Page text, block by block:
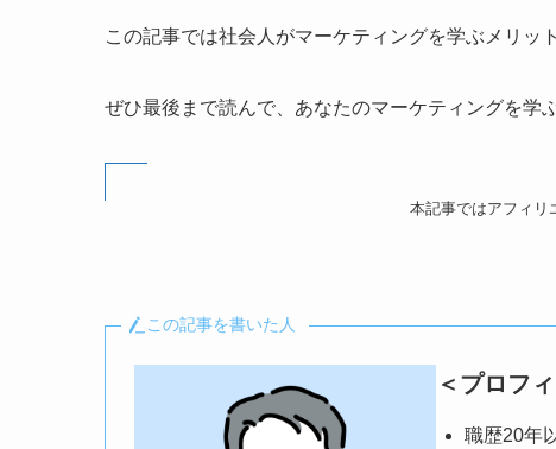
この記事では社会人がマーケティングを学ぶメリッ
ぜひ最後まで読んで、あなたのマーケティングを学
本記事ではアフィリ
この記事を書いた人
＜プロフ
職歴20年